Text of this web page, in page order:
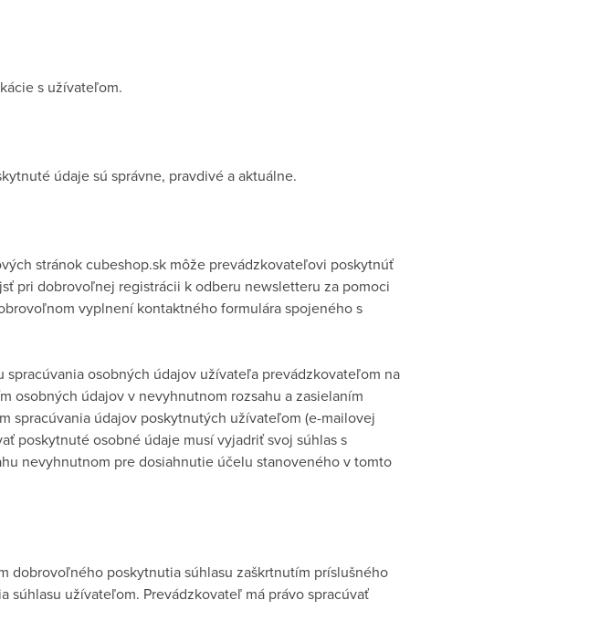
s užívateľom.
údaje sú správne, pravdivé a aktuálne.
stránok cubeshop.sk môže prevádzkovateľovi poskytnúť
pri dobrovoľnej registrácii k odberu newsletteru za pomoci
vyplnení kontaktného formulára spojeného s
osobných údajov užívateľa prevádzkovateľom na
osobných údajov v nevyhnutnom rozsahu a zasielaním
spracúvania údajov poskytnutých užívateľom (e-mailovej
poskytnuté osobné údaje musí vyjadriť svoj súhlas s
nevyhnutnom pre dosiahnutie účelu stanoveného v tomto
dobrovoľného poskytnutia súhlasu zaškrtnutím príslušného
užívateľom. Prevádzkovateľ má právo spracúvať